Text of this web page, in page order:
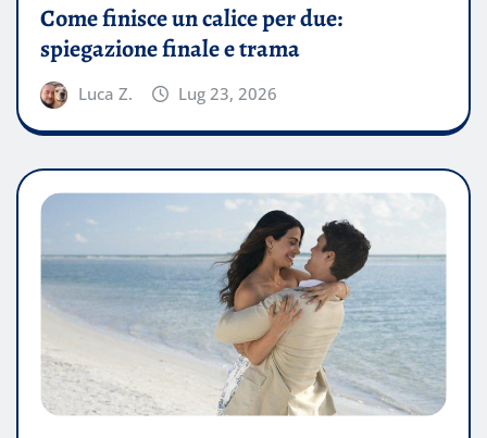
Come finisce un calice per due:
spiegazione finale e trama
Luca Z. Lug 23, 2026